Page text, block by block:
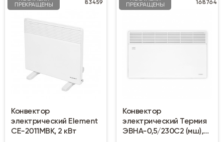
ПРЕКРАЩЕНЫ
83459
Конвектор
электрический Element
CE-2011MBK, 2 кВт
ПРЕКРАЩЕНЫ
168764
Конвектор
электрический Термия
ЭВНА-0,5/230С2 (мш),